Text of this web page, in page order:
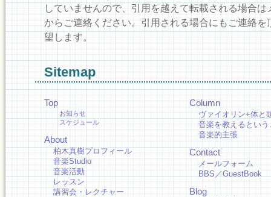
していませんので、引用を越えて転載される場合は
からご連絡ください。引用される場合にもご連絡を
望します。
Sitemap
Top
お知らせ
スケジュール
About
柏木真樹プロフィール
音楽Studio
音楽活動
レッスン
講習会・レクチャー
Column
ヴァイオリン+体と
音楽を教えるという
音楽的主張
Contact
メールフォーム
BBS／GuestBook
Blog